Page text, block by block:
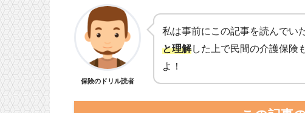
保険のドリル読者
私は事前にこの記事を読んでい
と理解した上で民間の介護保険
よ！